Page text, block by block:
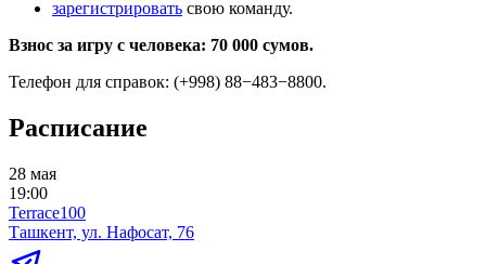
зарегистрировать свою команду.
Взнос за игру с человека: 70 000 сумов.
Телефон для справок: (+998) 88−483−8800.
Расписание
28 мая
19:00
Terrace100
Ташкент, ул. Нафосат, 76